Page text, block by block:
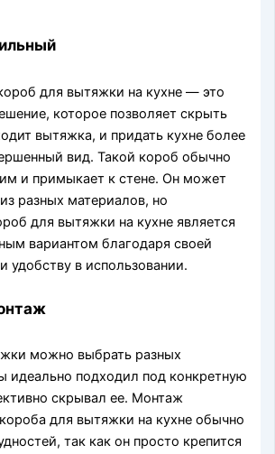
для вытяжки на кухне — это
которое позволяет скрыть
вытяжка, и придать кухне более
вид. Такой короб обычно
и примыкает к стене. Он может
разных материалов, но
для вытяжки на кухне является
вариантом благодаря своей
удобству в использовании.
можно выбрать разных
идеально подходил под конкретную
скрывал ее. Монтаж
для вытяжки на кухне обычно
так как он просто крепится